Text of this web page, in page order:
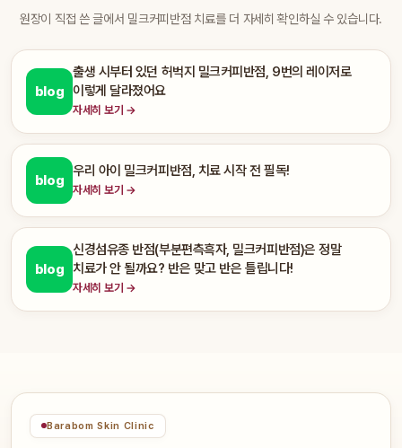
원장이 직접 쓴 글에서 밀크커피반점 치료를 더 자세히 확인하실 수 있습니다.
blog
출생 시부터 있던 허벅지 밀크커피반점, 9번의 레이저로
이렇게 달라졌어요
자세히 보기 →
blog
우리 아이 밀크커피반점, 치료 시작 전 필독!
자세히 보기 →
blog
신경섬유종 반점(부분편측흑자, 밀크커피반점)은 정말
치료가 안 될까요? 반은 맞고 반은 틀립니다!
자세히 보기 →
Barabom Skin Clinic